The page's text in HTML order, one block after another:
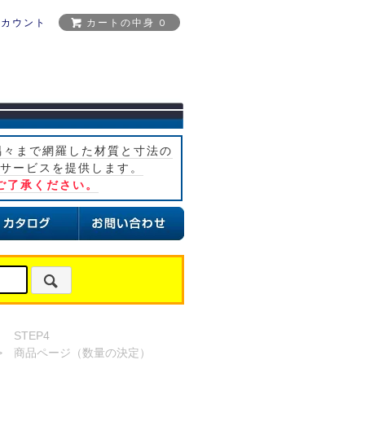
ウント カートの中身 0
まで網羅した材質と寸法の
ービスを提供します。
承ください。
STEP4
商品ページ（数量の決定）